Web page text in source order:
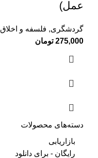
عمل)
گردشگری, فلسفه و اخلاق
275,000 تومان
دسته‌های محصولات
بازاریابی
رایگان - برای دانلود